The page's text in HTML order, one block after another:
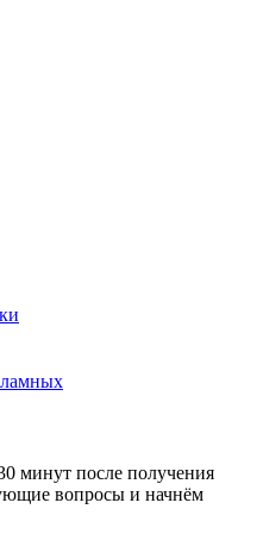
минут после получения
вопросы и начнём